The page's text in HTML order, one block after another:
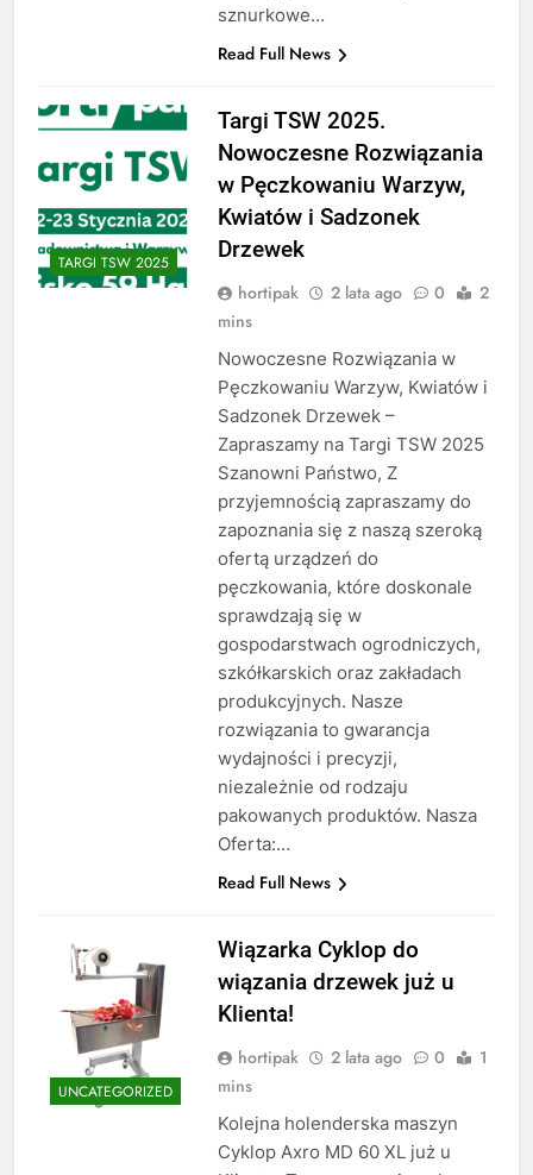
sznurkowe…
Read Full News
TARGI TSW 2025
Targi TSW 2025.
Nowoczesne Rozwiązania
w Pęczkowaniu Warzyw,
Kwiatów i Sadzonek
Drzewek
hortipak 2 lata ago 0
2
mins
Nowoczesne Rozwiązania w
Pęczkowaniu Warzyw, Kwiatów i
Sadzonek Drzewek –
Zapraszamy na Targi TSW 2025
Szanowni Państwo, Z
przyjemnością zapraszamy do
zapoznania się z naszą szeroką
ofertą urządzeń do
pęczkowania, które doskonale
sprawdzają się w
gospodarstwach ogrodniczych,
szkółkarskich oraz zakładach
produkcyjnych. Nasze
rozwiązania to gwarancja
wydajności i precyzji,
niezależnie od rodzaju
pakowanych produktów. Nasza
Oferta:…
Read Full News
UNCATEGORIZED
Wiązarka Cyklop do
wiązania drzewek już u
Klienta!
hortipak 2 lata ago 0
1
mins
Kolejna holenderska maszyn
Cyklop Axro MD 60 XL już u